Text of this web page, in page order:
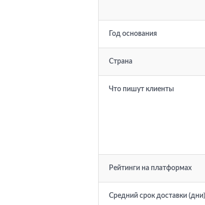
Год основания
Страна
Что пишут клиенты
Рейтинги на платформах
Средний срок доставки (дни)